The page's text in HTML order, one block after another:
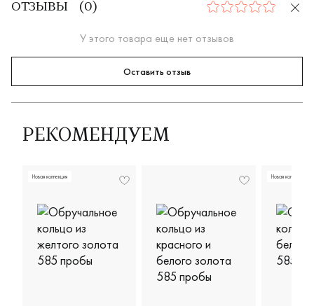
ОТЗЫВЫ ( 0) 0
У этого товара еще нет отзывов
Оставить отзыв
РЕКОМЕНДУЕМ
Новая коллекция Новая коллекция